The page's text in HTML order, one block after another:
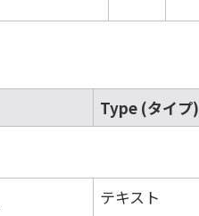
Type (タイプ)
テキスト